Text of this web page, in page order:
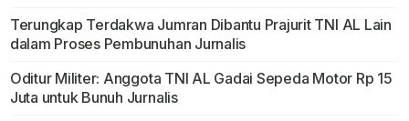
Terungkap Terdakwa Jumran Dibantu Prajurit TNI AL Lain
dalam Proses Pembunuhan Jurnalis
Oditur Militer: Anggota TNI AL Gadai Sepeda Motor Rp 15
Juta untuk Bunuh Jurnalis